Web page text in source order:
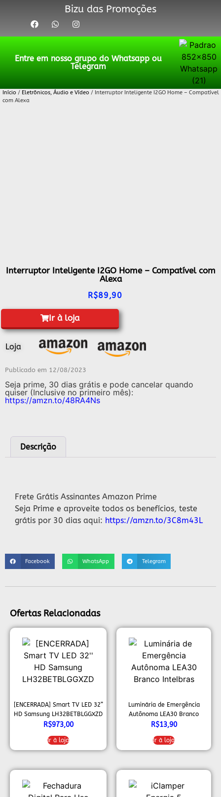
Bizu das Promoções
Entre em nosso grupo do Whatsapp ou
Telegram
Início / Eletrônicos, Áudio e Vídeo / Interruptor Inteligente I2GO Home – Compatível
com Alexa
Interruptor Inteligente I2GO Home – Compatível com
Alexa
R$89,90
Ir à loja
Loja
Publicado em 12/08/2023
Seja prime, 30 dias grátis e pode cancelar quando
quiser (Inclusive no primeiro mês):
https://amzn.to/48RA4Ns
Descrição
Frete Grátis Assinantes Amazon Prime
Seja Prime e aproveite todos os benefícios, teste
grátis por 30 dias aqui: https://amzn.to/3C8m43L
Facebook WhatsApp Telegram
Ofertas Relacionadas
[ENCERRADA] Smart TV LED 32”
HD Samsung LH32BETBLGGXZD
R$973,00
Ir à loja
Luminária de Emergência
Autônoma LEA30 Branco
Intelbras
R$13,90
Ir à loja